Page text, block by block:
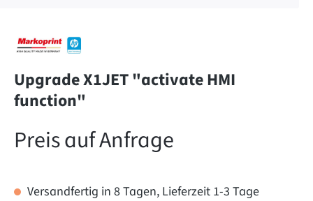
Upgrade X1JET "activate HMI
function"
Preis auf Anfrage
Versandfertig in 8 Tagen, Lieferzeit 1-3 Tage